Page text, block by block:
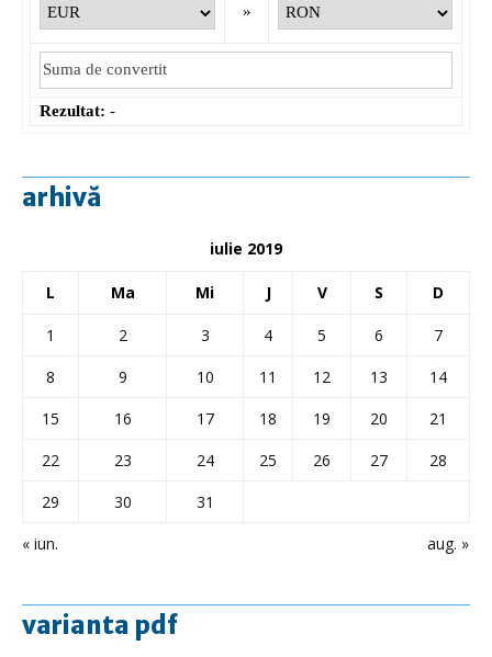
»
Rezultat: -
arhivă
iulie 2019
L Ma Mi J V S D
« iun. aug. »
1 2 3 4 5 6
7
8
9 10 11 12 13
14
15
16 17 18 19 20
21
22
23 24 25 26 27
28
29
30 31
varianta pdf